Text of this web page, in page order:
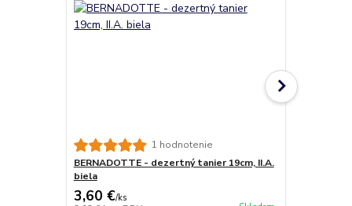
1 hodnotenie
BERNADOTTE - dezertný tanier 19cm, II.A.
biela
3,60 €/ks